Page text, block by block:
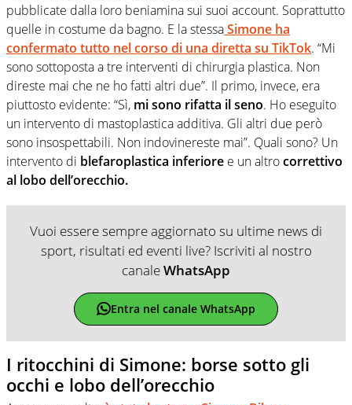
pubblicate dalla loro beniamina sui suoi account. Soprattutto
quelle in costume da bagno. E la stessaSimone ha
confermato tutto nel corso di una diretta su TikTok. “Mi
sono sottoposta a tre interventi di chirurgia plastica. Non
direste mai che ne ho fatti altri due”. Il primo, invece, era
piuttosto evidente: “Sì, mi sono rifatta il seno. Ho eseguito
un intervento di mastoplastica additiva. Gli altri due però
sono insospettabili. Non indovinereste mai”. Quali sono? Un
intervento di blefaroplastica inferiore e un altrocorrettivo
al lobo dell’orecchio.
Vuoi essere sempre aggiornato su ultime news di
sport, risultati ed eventi live? Iscriviti al nostro
canaleWhatsApp
Entra nel canale WhatsApp
I ritocchini di Simone: borse sotto gli
occhi e lobo dell’orecchio